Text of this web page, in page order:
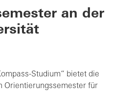
an der
Studium“ bietet die
Orientierungssemester für